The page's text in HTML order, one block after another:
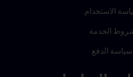
الاستخدام
الخدمة
سياسة الدفع